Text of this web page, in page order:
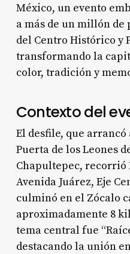
México, un evento
a más de un millón de
del Centro Histórico y
transformando la
color, tradición y
Contexto del
El desfile, que arrancó
Puerta de los Leones
Chapultepec, recorrió
Avenida Juárez, Eje
culminó en el Zócalo
aproximadamente 8
tema central fue
destacando la unión